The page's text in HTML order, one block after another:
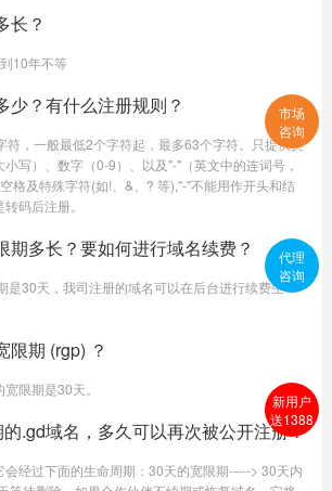
长？
10年不等
少？有什么注册规则？
符，一般最低2个字符起，最多63个字符。只提供英
写）、数字（0-9）、以及"-"（英文中的连词号，
格及特殊字符(如!、&、? 等),"-"不能用作开头和结
码后注册。
期多长？要如何进行域名续费？
是30天，我司注册的域名可以在后台进行续费生
限期 (rgp) ？
限期是30天。
.gd域名，多久可以再次被公开注册？
会经过下面的生命周期：30天的宽限期-----> 30天内
市场
咨询
代理
咨询
新用户
送1388